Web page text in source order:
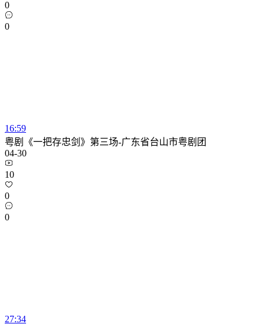
0
0
16:59
粤剧《一把存忠剑》第三场-广东省台山市粤剧团
04-30
10
0
0
27:34